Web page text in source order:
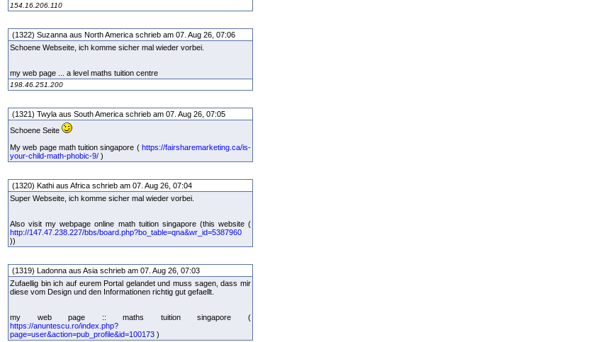
154.16.206.110
(1322) Suzanna aus North America schrieb am 07. Aug 26, 07:06
Schoene Webseite, ich komme sicher mal wieder vorbei.
my web page ... a level maths tuition centre
198.46.251.200
(1321) Twyla aus South America schrieb am 07. Aug 26, 07:05
Schoene Seite
My web page math tuition singapore ( https://fairsharemarketing.ca/is-
your-child-math-phobic-9/ )
(1320) Kathi aus Africa schrieb am 07. Aug 26, 07:04
Super Webseite, ich komme sicher mal wieder vorbei.
Also visit my webpage online math tuition singapore (this website (
http://147.47.238.227/bbs/board.php?bo_table=qna&wr_id=5387960
))
(1319) Ladonna aus Asia schrieb am 07. Aug 26, 07:03
Zufaellig bin ich auf eurem Portal gelandet und muss sagen, dass mir
diese vom Design und den Informationen richtig gut gefaellt.
my web page :: maths tuition singapore (
https://anuntescu.ro/index.php?
page=user&action=pub_profile&id=100173 )